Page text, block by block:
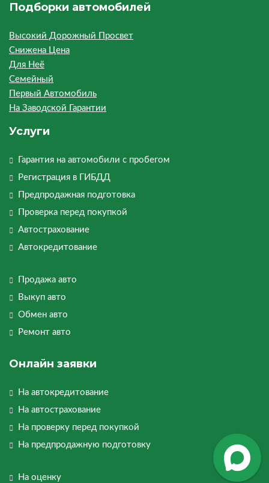
Подборки автомобилей
Высокий Дорожный Просвет
Снижена Цена
Для Неё
Семейный
Первый Автомобиль
На Заводской Гарантии
Услуги
Гарантия на автомобили с пробегом
Регистрация в ГИБДД
Предпродажная подготовка
Проверка перед покупкой
Автострахование
Автокредитование
Продажа авто
Выкуп авто
Обмен авто
Ремонт авто
Онлайн заявки
На автокредитование
На автострахование
На проверку перед покупкой
На предпродажную подготовку
На оценку